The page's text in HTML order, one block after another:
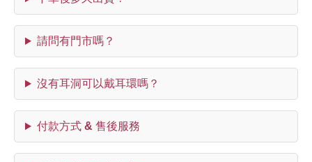
請問有門市嗎？
沒有耳洞可以戴耳環嗎？
付款方式 & 售後服務